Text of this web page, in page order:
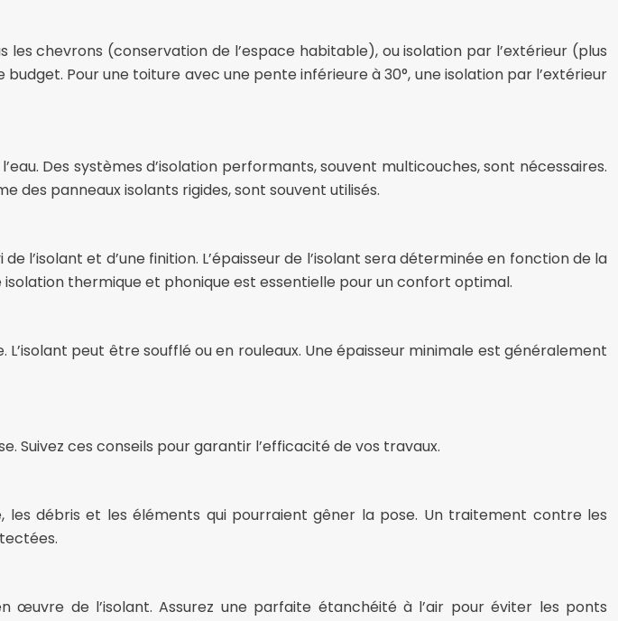
chevrons (conservation de l’espace habitable), ou isolation par l’extérieur (plus
Pour une toiture avec une pente inférieure à 30°, une isolation par l’extérieur
Des systèmes d’isolation performants, souvent multicouches, sont nécessaires.
des panneaux isolants rigides, sont souvent utilisés.
l’isolant et d’une finition. L’épaisseur de l’isolant sera déterminée en fonction de la
thermique et phonique est essentielle pour un confort optimal.
peut être soufflé ou en rouleaux. Une épaisseur minimale est généralement
Suivez ces conseils pour garantir l’efficacité de vos travaux.
les débris et les éléments qui pourraient gêner la pose. Un traitement contre les
de l’isolant. Assurez une parfaite étanchéité à l’air pour éviter les ponts